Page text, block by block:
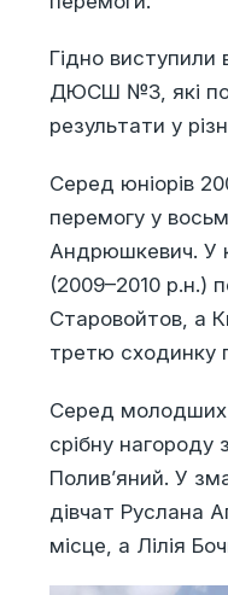
Гідно виступили
ДЮСШ №3, які
результати у
Серед юніорів
перемогу у
Андрюшкевич. У
(2009–2010 р.н.)
Старовойтов, а
третю сходинку
Серед молодших
срібну нагороду
Полив’яний. У
дівчат Руслана
місце, а Лілія